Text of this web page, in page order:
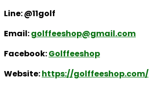
Line: @11golf
Email:golffeeshop@gmail.com
Facebook:Golffeeshop
Website:https://golffeeshop.com/